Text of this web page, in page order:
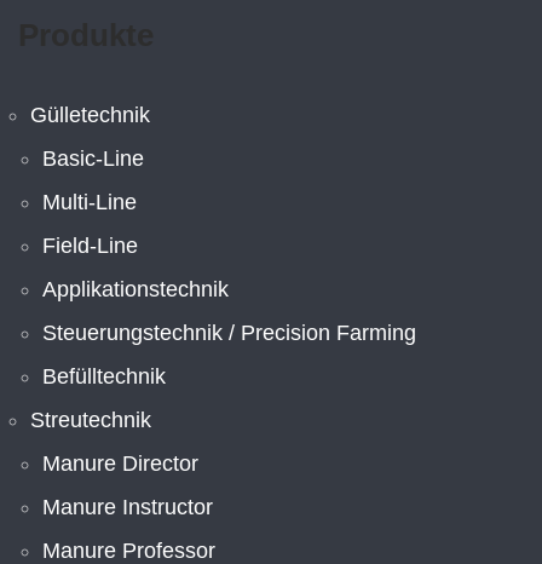
Gülletechnik
Basic-Line
Multi-Line
Field-Line
Applikationstechnik
Steuerungstechnik / Precision Farming
Befülltechnik
Streutechnik
Manure Director
Manure Instructor
Manure Professor